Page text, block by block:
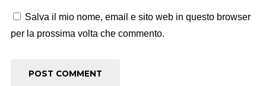
Salva il mio nome, email e sito web in questo browser
per la prossima volta che commento.